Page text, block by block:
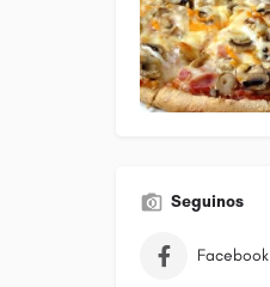
Seguinos
Facebook